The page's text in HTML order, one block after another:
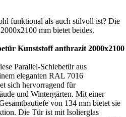
funktional als auch stilvoll ist? Die
mm bietet beides.
Kunststoff anthrazit 2000x2100
Parallel-Schiebetür aus
eleganten RAL 7016
sich hervorragend für
und Wintergärten. Mit einer
von 134 mm bietet sie
Die Tür ist mit Isolierglas